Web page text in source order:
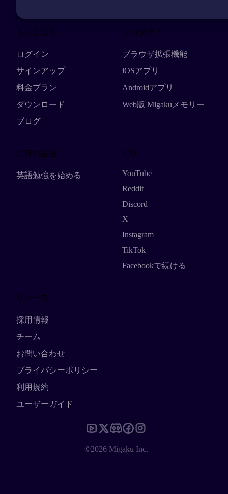
もっと知る
ログイン
サインアップ
料金プラン
ダウンロード
ブログ
プロダクト
ブラウザ拡張機能
iOSアプリ
Androidアプリ
Web版 Migakuメモリー
注目の言語
英語勉強を始める
SNS
YouTube
Reddit
Discord
X
Instagram
TikTok
Facebookで続ける
リソース
採用情報
チーム
お問い合わせ
プライバシーポリシー
利用規約
ユーザーガイド
©2026 Migaku Inc.